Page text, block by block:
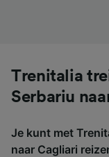
Trenitalia
Serbariu
Je kunt met
naar Cagliari